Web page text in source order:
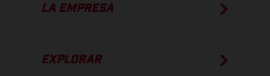
LA EMPRESA
EXPLORAR